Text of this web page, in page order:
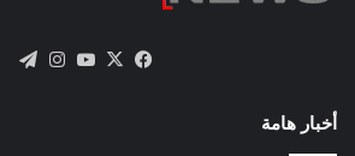
فيسبوك
X يوتيوب
أخبار هامة